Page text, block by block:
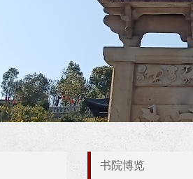
书院博览